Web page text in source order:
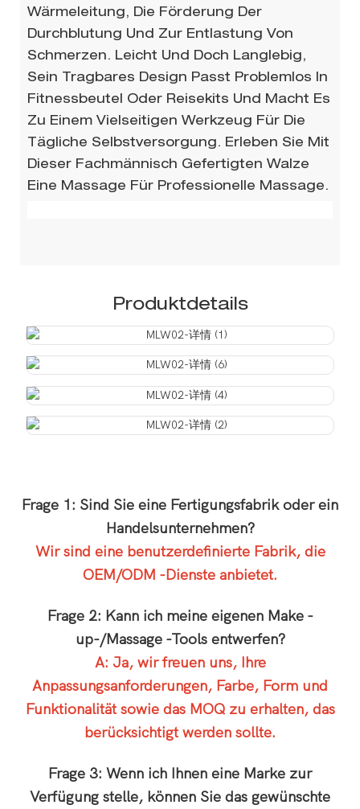
Wärmeleitung, Die Förderung Der
Durchblutung Und Zur Entlastung Von
Schmerzen. Leicht Und Doch Langlebig,
Sein Tragbares Design Passt Problemlos In
Fitnessbeutel Oder Reisekits Und Macht Es
Zu Einem Vielseitigen Werkzeug Für Die
Tägliche Selbstversorgung. Erleben Sie Mit
Dieser Fachmännisch Gefertigten Walze
Eine Massage Für Professionelle Massage.
Produktdetails
Frage 1: Sind Sie eine Fertigungsfabrik oder ein
Handelsunternehmen?
Wir sind eine benutzerdefinierte Fabrik, die
OEM/ODM -Dienste anbietet.
Frage 2: Kann ich meine eigenen Make -
up-/Massage -Tools entwerfen?
A: Ja, wir freuen uns, Ihre
Anpassungsanforderungen, Farbe, Form und
Funktionalität sowie das MOQ zu erhalten, das
berücksichtigt werden sollte.
Frage 3: Wenn ich Ihnen eine Marke zur
Verfügung stelle, können Sie das gewünschte